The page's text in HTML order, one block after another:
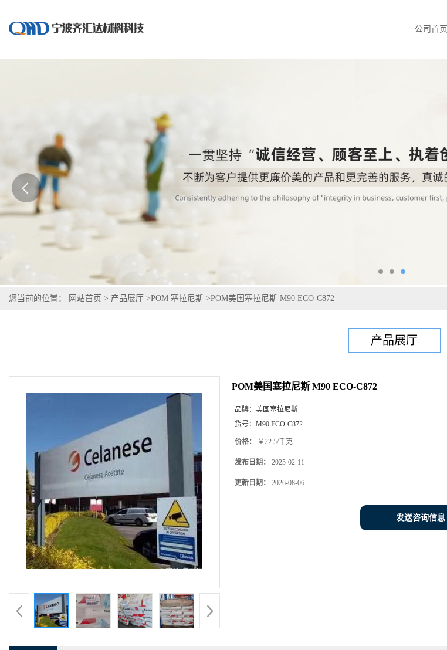
公司首页
您当前的位置： 网站首页 > 产品展厅 >POM 塞拉尼斯 >POM美国塞拉尼斯 M90 ECO-C872
产品展厅
POM美国塞拉尼斯 M90 ECO-C872
品牌： 美国塞拉尼斯
货号： M90 ECO-C872
价格： ￥22.5/千克
发布日期： 2025-02-11
更新日期： 2026-08-06
发送咨询信息